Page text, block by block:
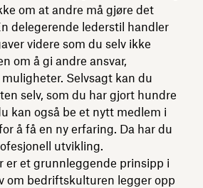
om at andre må gjøre det
delegerende lederstil handler
videre som du selv ikke
om å gi andre ansvar,
Selvsagt kan du
selv, som du har gjort hundre
kan også be et nytt medlem i
å få en ny erfaring. Da har du
utvikling.
er et grunnleggende prinsipp i
om bedriftskulturen legger opp